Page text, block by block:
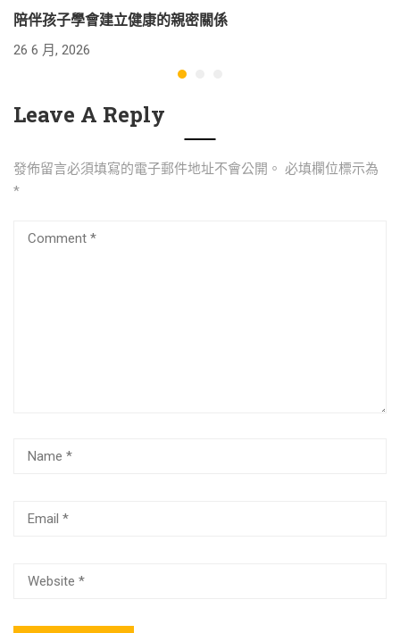
陪伴孩子學會建立健康的親密關係
26 6 月, 2026
Leave A Reply
發佈留言必須填寫的電子郵件地址不會公開。 必填欄位標示為
*